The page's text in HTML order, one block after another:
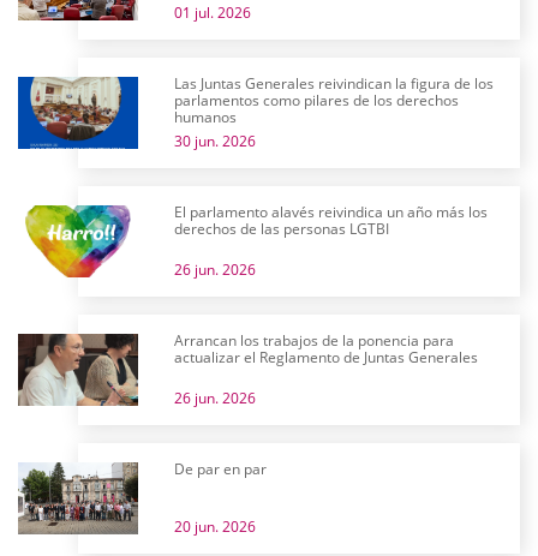
01 jul. 2026
Las Juntas Generales reivindican la figura de los
parlamentos como pilares de los derechos
humanos
30 jun. 2026
El parlamento alavés reivindica un año más los
derechos de las personas LGTBI
26 jun. 2026
Arrancan los trabajos de la ponencia para
actualizar el Reglamento de Juntas Generales
26 jun. 2026
De par en par
20 jun. 2026